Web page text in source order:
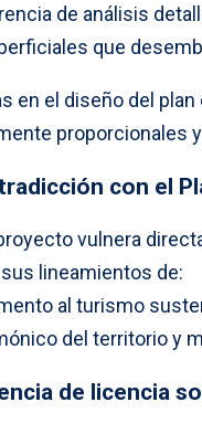
de análisis
que
en el diseño del
proporcionales
con el
vulnera
lineamientos de:
al turismo
del territorio y
de licencia